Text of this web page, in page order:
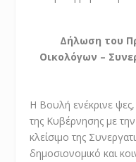
Δήλωση του
Οικολόγων –
Η Βουλή ενέκρινε
της Κυβέρνησης με
κλείσιμο της
δημοσιονομικό και